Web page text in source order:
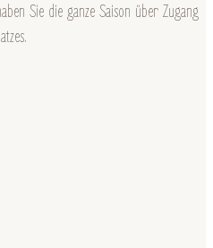
Sie die ganze Saison über Zugang